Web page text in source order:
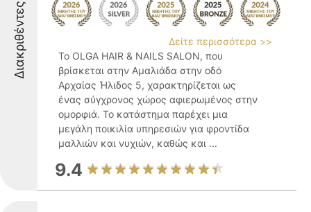
Διακριθέντες
Δείτε περισσότερα >>
Το OLGA HAIR & NAILS SALON, που
βρίσκεται στην Αμαλιάδα στην οδό
Αρχαίας Ήλιδος 5, χαρακτηρίζεται ως
ένας σύγχρονος χώρος αφιερωμένος στην
ομορφιά. Το κατάστημα παρέχει μια
μεγάλη ποικιλία υπηρεσιών για φροντίδα
μαλλιών και νυχιών, καθώς και ...
9.4